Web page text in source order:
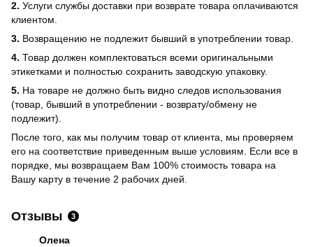
2. Услуги службы доставки при возврате товара оплачиваются
клиентом.
3. Возвращению не подлежит бывший в употреблении товар.
4. Товар должен комплектоваться всеми оригинальными
этикетками и полностью сохранить заводскую упаковку.
5. На товаре не должно быть видно следов использования
(товар, бывший в употреблении - возврату/обмену не
подлежит).
После того, как мы получим товар от клиента, мы проверяем
его на соответствие приведенным выше условиям. Если все в
порядке, мы возвращаем Вам 100% стоимость товара на
Вашу карту в течение 2 рабочих дней.
Отзывы 3
Олена